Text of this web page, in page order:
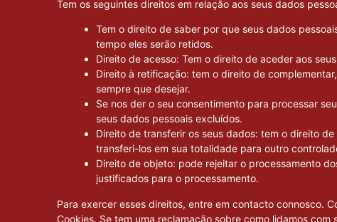
Tem os seguintes direitos em relação aos seus dados
Tem o direito de saber por que seus dados
tempo eles serão retidos.
Direito de acesso: Tem o direito de aceder aos
Direito à retificação: tem o direito de
sempre que desejar.
Se nos der o seu consentimento para processar
seus dados pessoais excluídos.
Direito de transferir os seus dados: tem o direito
transferi-los em sua totalidade para outro
Direito de objeto: pode rejeitar o processamento
justificados para o processamento.
Para exercer esses direitos, entre em contacto connosco.
Cookies. Se tem uma reclamação sobre como lidamos